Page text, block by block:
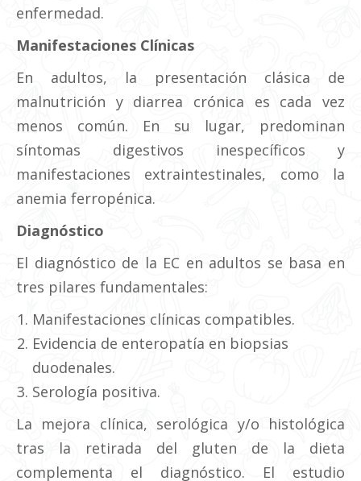
enfermedad.
Manifestaciones Clínicas
En adultos, la presentación clásica de
malnutrición y diarrea crónica es cada vez
menos común. En su lugar, predominan
síntomas digestivos inespecíficos y
manifestaciones extraintestinales, como la
anemia ferropénica.
Diagnóstico
El diagnóstico de la EC en adultos se basa en
tres pilares fundamentales:
Manifestaciones clínicas compatibles.
Evidencia de enteropatía en biopsias
duodenales.
Serología positiva.
La mejora clínica, serológica y/o histológica
tras la retirada del gluten de la dieta
complementa el diagnóstico. El estudio